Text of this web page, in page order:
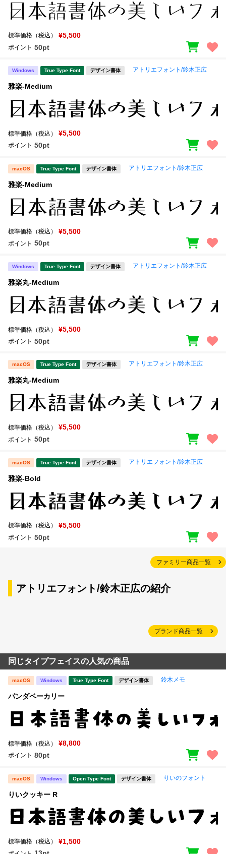
標準価格（税込） ¥5,500
ポイント 50pt
Windows True Type Font デザイン書体 アトリエフォント/鈴木正広
雅楽-Medium
標準価格（税込） ¥5,500
ポイント 50pt
macOS True Type Font デザイン書体 アトリエフォント/鈴木正広
雅楽-Medium
標準価格（税込） ¥5,500
ポイント 50pt
Windows True Type Font デザイン書体 アトリエフォント/鈴木正広
雅楽丸-Medium
標準価格（税込） ¥5,500
ポイント 50pt
macOS True Type Font デザイン書体 アトリエフォント/鈴木正広
雅楽丸-Medium
標準価格（税込） ¥5,500
ポイント 50pt
macOS True Type Font デザイン書体 アトリエフォント/鈴木正広
雅楽-Bold
標準価格（税込） ¥5,500
ポイント 50pt
ファミリー商品一覧
アトリエフォント/鈴木正広の紹介
ブランド商品一覧
同じタイプフェイスの人気の商品
macOS Windows True Type Font デザイン書体 鈴木メモ
パンダベーカリー
標準価格（税込） ¥8,800
ポイント 80pt
macOS Windows Open Type Font デザイン書体 りいのフォント
りいクッキー R
標準価格（税込） ¥1,500